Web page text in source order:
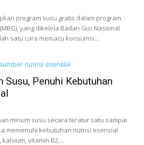
program susu gratis dalam program
yang dikelola Badan Gizi Nasional
satu cara memacu konsumsi...
Susu, Penuhi Kebutuhan
minum susu secara teratur satu sampai
memenuhi kebutuhan nutrisi esensial
vitamin B2,...